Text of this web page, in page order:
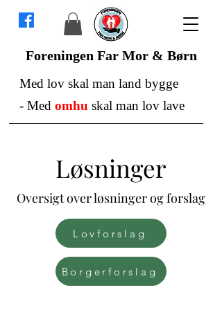
Foreningen Far Mor & Børn
Med lov skal man land bygge
- Med omhu skal man lov lave
Løsninger
Oversigt over løsninger og forslag
Lovforslag
Borgerforslag